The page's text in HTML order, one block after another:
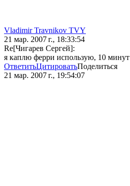
Vladimir Travnikov TVY
21 мар. 2007 г., 18:33:54
Re[Чигарев Сергей]:
я каплю ферри использую, 10 минут
ОтветитьЦитироватьПоделиться
21 мар. 2007 г., 19:54:07